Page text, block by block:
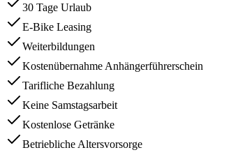
30 Tage Urlaub
E-Bike Leasing
Weiterbildungen
Kostenübernahme Anhängerführerschein
Tarifliche Bezahlung
Keine Samstagsarbeit
Kostenlose Getränke
Betriebliche Altersvorsorge